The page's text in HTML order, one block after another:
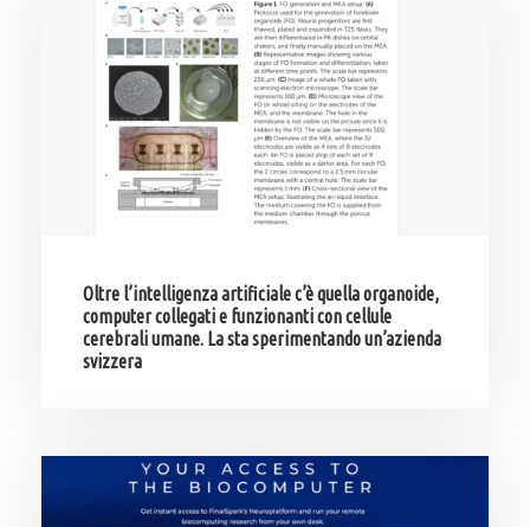
Oltre l’intelligenza artificiale c’è quella organoide,
computer collegati e funzionanti con cellule
cerebrali umane. La sta sperimentando un’azienda
svizzera